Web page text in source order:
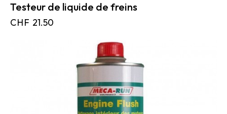
Testeur de liquide de freins
CHF 21.50